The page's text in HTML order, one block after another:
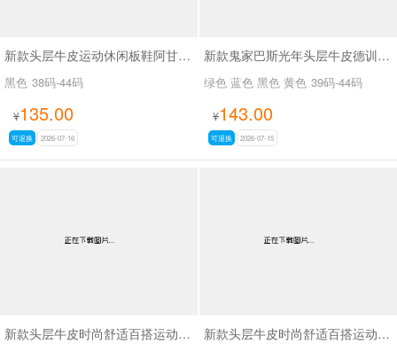
新款头层牛皮运动休闲板鞋阿甘鞋SA271
黑色 38码-44码
¥135.00
可退换 2026-07-16
新款鬼家巴斯光年头层牛皮德训鞋男鞋SA716
绿色 蓝色 黑色 黄色 39码-44码
¥143.00
可退换 2026-07-15
新款头层牛皮时尚舒适百搭运动阿甘休闲鞋SA9812 新款头层牛皮时尚舒适百搭运动阿甘休闲鞋SA9810